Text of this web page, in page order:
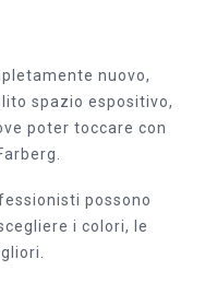
nuovo,
spazio espositivo,
poter toccare con
possono
i colori, le